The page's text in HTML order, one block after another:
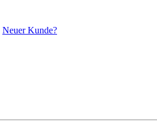
Neuer Kunde?